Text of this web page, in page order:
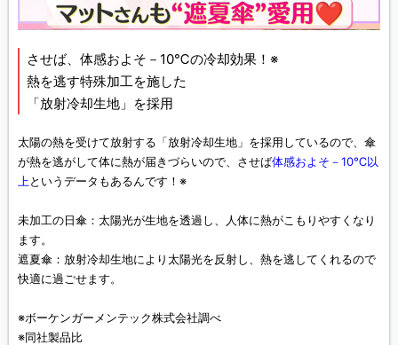
させば、体感およそ－10℃の冷却効果！※
熱を逃す特殊加工を施した
「放射冷却生地」を採用
太陽の熱を受けて放射する「放射冷却生地」を採用しているので、傘
が熱を逃がして体に熱が届きづらいので、させば体感およそ－10℃以
上というデータもあるんです！※
未加工の日傘：太陽光が生地を透過し、人体に熱がこもりやすくなり
ます。
遮夏傘：放射冷却生地により太陽光を反射し、熱を逃してくれるので
快適に過ごせます。
※ボーケンガーメンテック株式会社調べ
※同社製品比